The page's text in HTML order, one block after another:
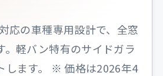
応の車種専用設計で、全窓
。軽バン特有のサイドガラ
します。 ※ 価格は2026年4